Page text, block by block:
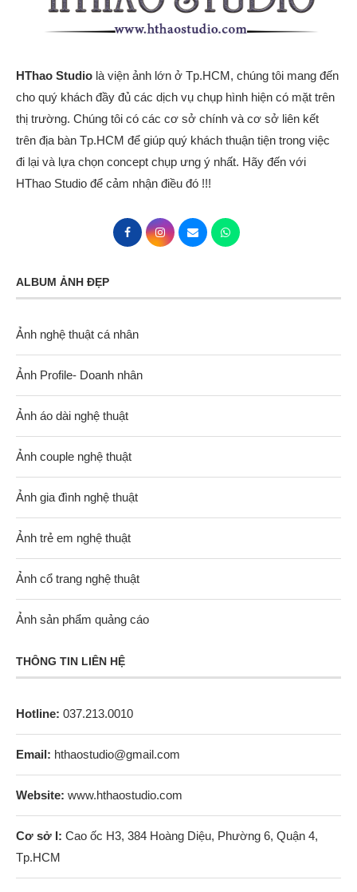
HThao Studio là viện ảnh lớn ở Tp.HCM, chúng tôi mang đến
cho quý khách đầy đủ các dịch vụ chụp hình hiện có mặt trên
thị trường. Chúng tôi có các cơ sở chính và cơ sở liên kết
trên địa bàn Tp.HCM để giúp quý khách thuận tiện trong việc
đi lại và lựa chọn concept chụp ưng ý nhất. Hãy đến với
HThao Studio để cảm nhận điều đó !!!
ALBUM ẢNH ĐẸP
Ảnh nghệ thuật cá nhân
Ảnh Profile- Doanh nhân
Ảnh áo dài nghệ thuật
Ảnh couple nghệ thuật
Ảnh gia đình nghệ thuật
Ảnh trẻ em nghệ thuật
Ảnh cổ trang nghệ thuật
Ảnh sản phẩm quảng cáo
THÔNG TIN LIÊN HỆ
Hotline: 037.213.0010
Email: hthaostudio@gmail.com
Website: www.hthaostudio.com
Cơ sở I: Cao ốc H3, 384 Hoàng Diệu, Phường 6, Quận 4,
Tp.HCM